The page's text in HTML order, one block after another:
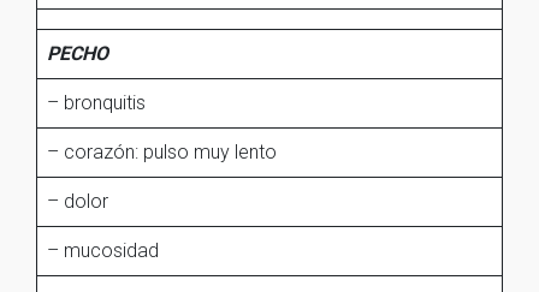
PECHO
– bronquitis
– corazón: pulso muy lento
– dolor
– mucosidad